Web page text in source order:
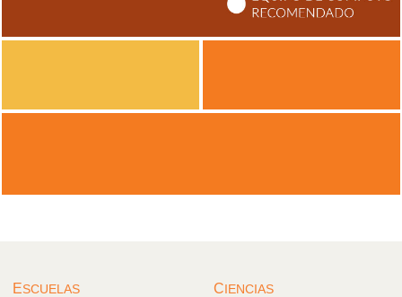
ESCUELAS CIENCIAS